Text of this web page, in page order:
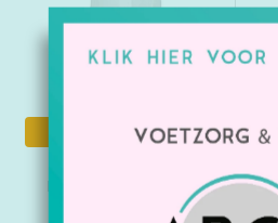
Informatie
Damesjas Livia wit/paars